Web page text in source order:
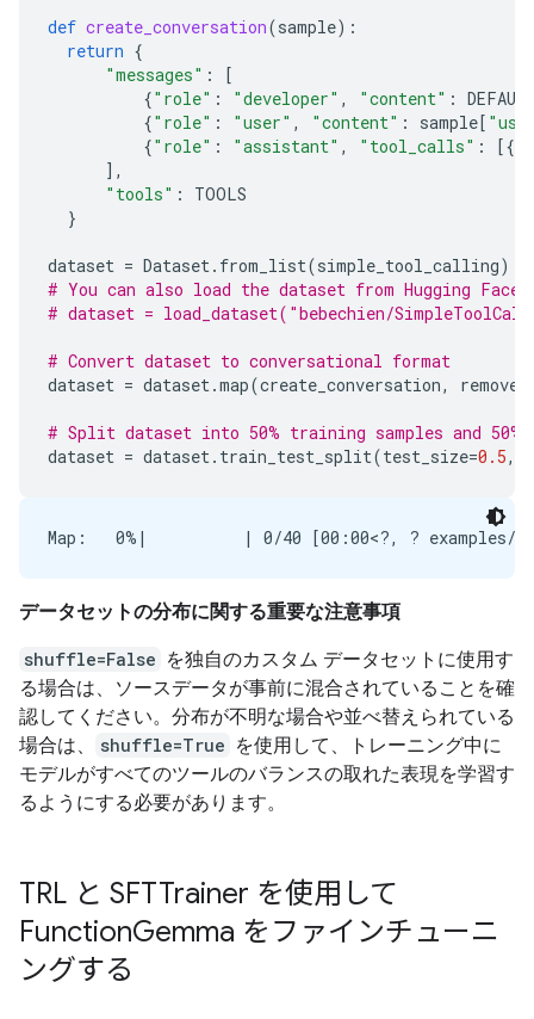
def create_conversation(sample):
return {
"messages" :
[
{"role" : "developer" , "content" :
{"role" : "user" , "content" : sample[
{"role" : "assistant" , "tool_calls" : [{
],
"tools" :
TOOLS
}
dataset = Dataset. from_list(simple_tool_calling)
# You can also load the dataset from Hugging Face
# dataset = load_dataset("bebechien/
# Convert dataset to conversational format
dataset = dataset.map(create_conversation,
# Split dataset into 50% training samples and 50%
dataset = dataset. train_test_split(test_size=0.5,
データセットの分布に関する重要な注意事項
shuffle=False を独自のカスタム データセットに使用す
る場合は、ソースデータが事前に混合されていることを確
認してください。分布が不明な場合や並べ替えられている
場合は、
shuffle=True を使用して、トレーニング中に
モデルがすべてのツールのバランスの取れた表現を学習す
るようにする必要があります。
TRL と SFTTrainer を使用して
FunctionGemma をファインチューニ
ングする